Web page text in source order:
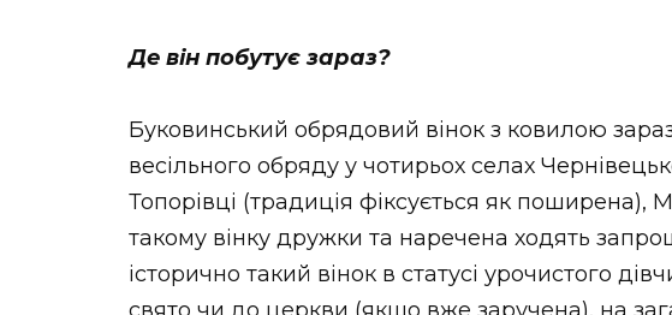
Де він побутує зараз?
Буковинський обрядовий вінок з ковилою
весільного обряду у чотирьох селах
Топорівці (традиція фіксується як поширена),
такому вінку дружки та наречена ходять
історично такий вінок в статусі урочистого